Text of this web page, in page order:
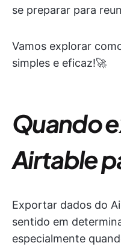
se preparar para
Vamos explorar
simples e eficaz!🚀
Quando
Airtable
Exportar dados do
sentido em
especialmente